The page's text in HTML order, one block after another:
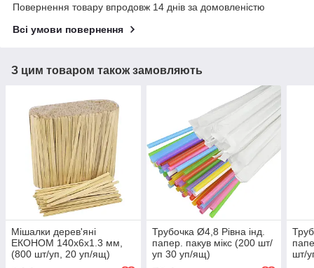
Повернення товару впродовж 14 днів за домовленістю
Всі умови повернення
З цим товаром також замовляють
Мішалки дерев'яні
ЕКОНОМ 140х6х1.3 мм,
(800 шт/уп, 20 уп/ящ)
Трубочка Ø4,8 Рівна інд.
папер. пакув мікс (200 шт/
уп 30 уп/ящ)
шт/